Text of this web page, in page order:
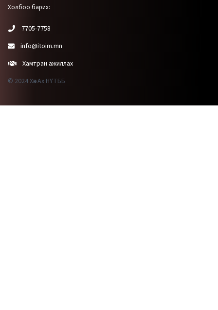
Холбоо барих:
7705-7758
info@itoim.mn
Хамтран ажиллах
© 2024 Хөх Ах НҮТББ